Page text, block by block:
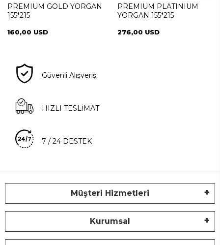
PREMIUM GOLD YORGAN
155*215
160,00 USD
PREMIUM PLATINIUM
YORGAN 155*215
276,00 USD
Güvenli Alışveriş
HIZLI TESLİMAT
7 / 24 DESTEK
Müşteri Hizmetleri
Kurumsal